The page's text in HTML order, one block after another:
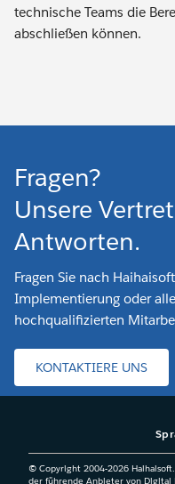
technische Teams die
abschließen können.
Fragen?
Unsere
Antworten.
Fragen Sie nach
Implementierung oder
hochqualifizierten
KONTAKTIERE UNS
© Copyright 2004-2026
der führende Anbieter von Digital